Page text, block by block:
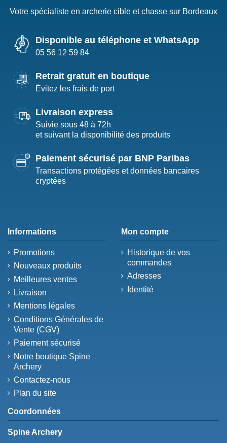
Votre spécialiste en archerie cible et chasse sur Bordeaux
Disponible au téléphone et WhatsApp
05 56 12 59 84
Retrait gratuit en boutique
Évitez les frais de port
Livraison express
Suivie sous 48 à 72h
et suivant la disponibilité des produits
Paiement sécurisé par BNP Paribas
Transactions protégées et données bancaires
cryptées
Informations
Promotions
Nouveaux produits
Meilleures ventes
Livraison
Mentions légales
Conditions Générales de
Vente (CGV)
Paiement sécurisé
Notre boutique Spine
Archery
Contactez-nous
Plan du site
Mon compte
Historique de vos
commandes
Adresses
Identité
Coordonnées
Spine Archery